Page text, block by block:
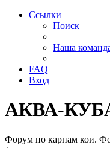
Ссылки
Поиск
Наша
FAQ
Вход
АКВА-
Форум по карпам кои.